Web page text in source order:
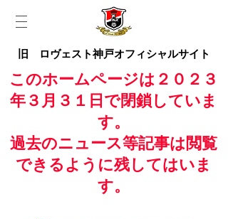
旧 ロヴェスト神戸オフィシャルサイト
このホームページは２０２３
年３月３１日で閉鎖していま
す。
過去のニュース等記事は閲覧
できるように残してはいま
す。